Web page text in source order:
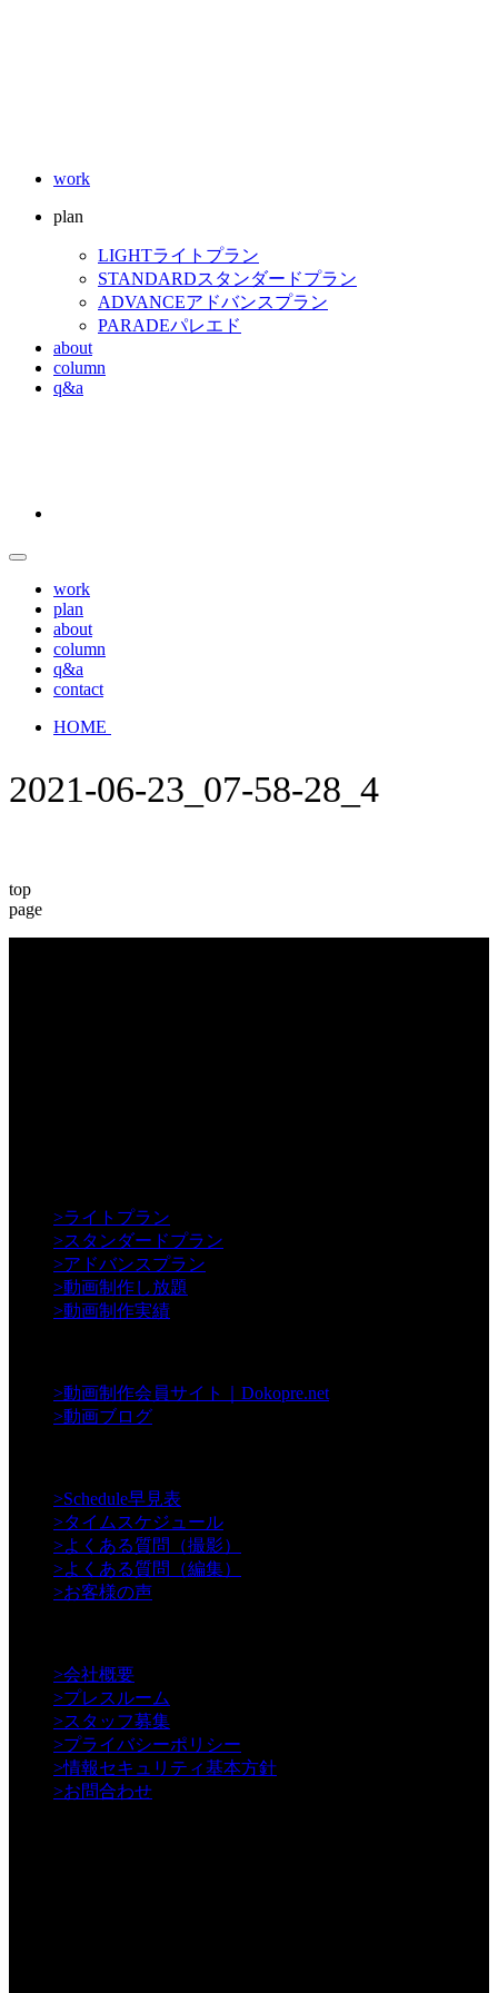
work
plan
LIGHTライトプラン
STANDARDスタンダードプラン
ADVANCEアドバンスプラン
PARADEパレエド
about
column
q&a
work
plan
about
column
q&a
contact
HOME
2021-06-23_07-58-28_4
top
page
>ライトプラン
>スタンダードプラン
>アドバンスプラン
>動画制作し放題
>動画制作実績
>動画制作会員サイト｜Dokopre.net
>動画ブログ
>Schedule早見表
>タイムスケジュール
>よくある質問（撮影）
>よくある質問（編集）
>お客様の声
>会社概要
>プレスルーム
>スタッフ募集
>プライバシーポリシー
>情報セキュリティ基本方針
>お問合わせ